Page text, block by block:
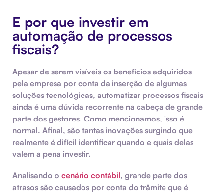
E por que investir em
automação de processos
fiscais?
Apesar de serem visíveis os benefícios adquiridos
pela empresa por conta da inserção de algumas
soluções tecnológicas, automatizar processos fiscais
ainda é uma dúvida recorrente na cabeça de grande
parte dos gestores. Como mencionamos, isso é
normal. Afinal, são tantas inovações surgindo que
realmente é difícil identificar quando e quais delas
valem a pena investir.
Analisando o cenário contábil, grande parte dos
atrasos são causados por conta do trâmite que é